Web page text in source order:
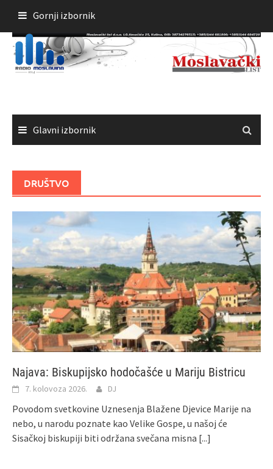
sadržaja
Gornji izbornik
Glavni izbornik
DRUŠTVO
Najava: Biskupijsko hodočašće u Mariju Bistricu
7. kolovoza 2026. DJ
Povodom svetkovine Uznesenja Blažene Djevice Marije na
nebo, u narodu poznate kao Velike Gospe, u našoj će
Sisačkoj biskupiji biti održana svečana misna [...]